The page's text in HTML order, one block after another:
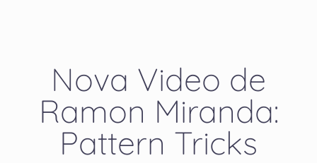
Nova Video de
Ramon Miranda:
Pattern Tricks